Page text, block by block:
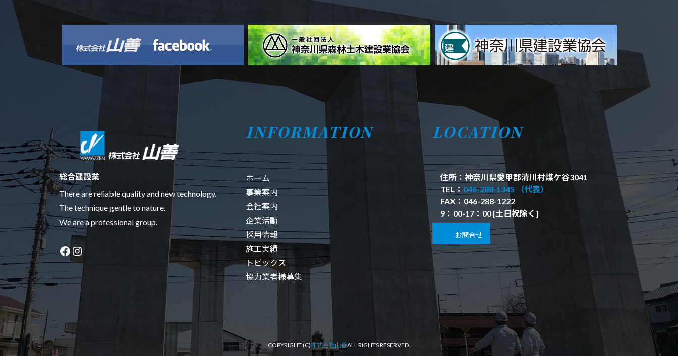
総合建設業
There are reliable quality and new technology.
The technique gentle to nature.
We are a professional group.
Facebook
Instagram
INFORMATION
ホーム
事業案内
会社案内
企業活動
採用情報
施工実績
トピックス
協力業者様募集
LOCATION
住所：神奈川県愛甲郡清川村煤ケ谷3041
TEL：046-288-1345 （代表）
FAX：046-288-1222
9：00-17：00 [土日祝除く]
お問合せ
COPYRIGHT (C)株式会社山善ALL RIGHTS RESERVED.